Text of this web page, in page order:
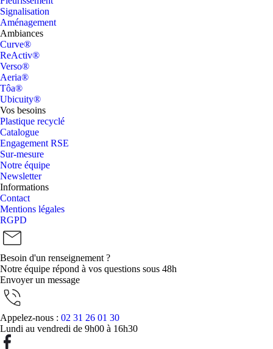
Signalisation
Aménagement
Ambiances
Curve®
ReActiv®
Verso®
Aeria®
Tôa®
Ubicuity®
Vos besoins
Plastique recyclé
Catalogue
Engagement RSE
Sur-mesure
Notre équipe
Newsletter
Informations
Contact
Mentions légales
RGPD
Besoin d'un renseignement ?
Notre équipe répond à vos questions sous 48h
Envoyer un message
Appelez-nous : 02 31 26 01 30
Lundi au vendredi de 9h00 à 16h30